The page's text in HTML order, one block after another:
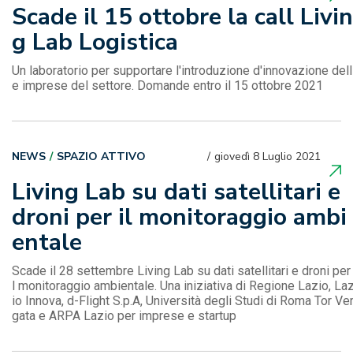
Scade il 15 ottobre la call Livin
g Lab Logistica
Un laboratorio per supportare l'introduzione d'innovazione dell
e imprese del settore. Domande entro il 15 ottobre 2021
Living Lab su dati satellitari e
droni per il monitoraggio ambi
entale
giovedì 8 Luglio 2021
NEWS SPAZIO ATTIVO
Scade il 28 settembre Living Lab su dati satellitari e droni
l monitoraggio ambientale. Una iniziativa di Regione Lazio,
io Innova, d-Flight S.p.A, Università degli Studi di Roma Tor Ver
gata e ARPA Lazio per imprese e startup